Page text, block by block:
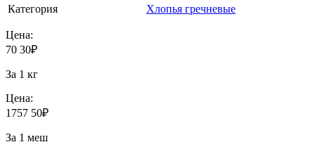
Категория
Хлопья гречневые
Цена:
70 30₽
За 1 кг
Цена:
1757 50₽
За 1 меш